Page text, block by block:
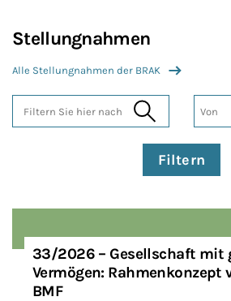
Stellungnahmen
Alle Stellungnahmen der BRAK
Filtern Sie hier nach Von
Filtern
33/2026 – Gesellschaft mit
Vermögen: Rahmenkonzept
BMF